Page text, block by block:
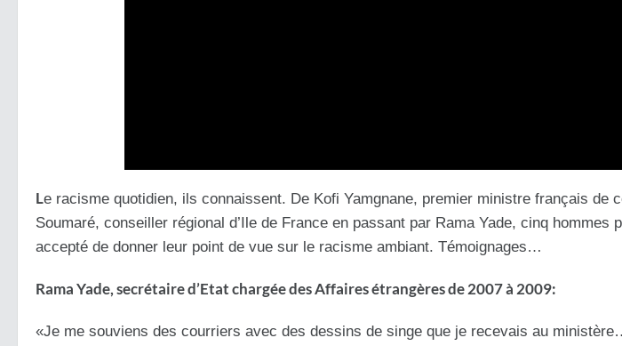
Le racisme quotidien, ils connaissent. De Kofi Yamgnane, premier ministre français de
Soumaré, conseiller régional d’Ile de France en passant par Rama Yade, cinq hommes
accepté de donner leur point de vue sur le racisme ambiant. Témoignages…
Rama Yade, secrétaire d’Etat chargée des Affaires étrangères de 2007 à 2009:
«Je me souviens des courriers avec des dessins de singe que je recevais au